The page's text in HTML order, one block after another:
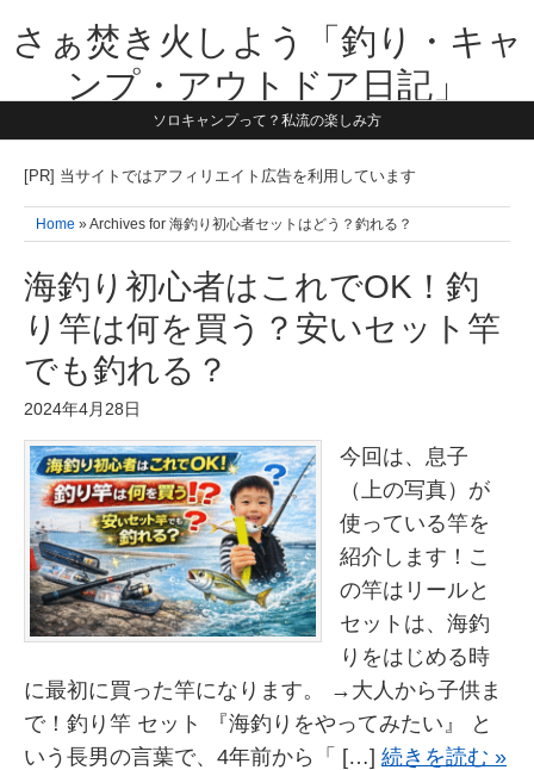
さぁ焚き火しよう「釣り・キャ
ンプ・アウトドア日記」
【テーマは子供と一緒に本気で遊ぶ】1981年うまれ・横浜在住。妻と3
す。同じ世代のお父さんに読んで頂けたら嬉しいです！よろしくお願い
ソロキャンプって？私流の楽しみ方
[PR] 当サイトではアフィリエイト広告を利用しています
Home » Archives for 海釣り初心者セットはどう？釣れる？
海釣り初心者はこれでOK！釣
り竿は何を買う？安いセット竿
でも釣れる？
2024年4月28日
今回は、息子
（上の写真）が
使っている竿を
紹介します！こ
の竿はリールと
セットは、海釣
りをはじめる時
に最初に買った竿になります。 →大人から子供ま
で！釣り竿 セット 『海釣りをやってみたい』 と
いう長男の言葉で、4年前から「 […] 続きを読む »